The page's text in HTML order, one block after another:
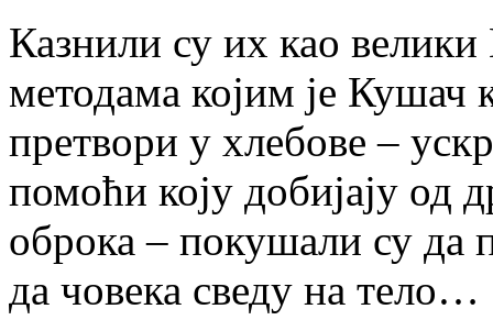
Казнили су их као
методама којим је
претвори у хлебове –
помоћи коју добијају од
оброка – покушали су да
да човека сведу на тело…